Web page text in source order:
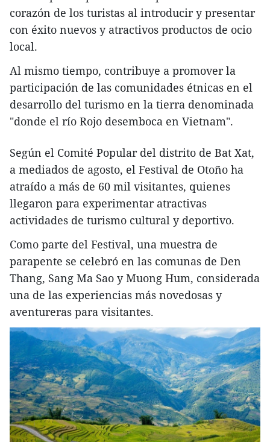
corazón de los turistas al introducir y presentar
con éxito nuevos y atractivos productos de ocio
local.
Al mismo tiempo, contribuye a promover la
participación de las comunidades étnicas en el
desarrollo del turismo en la tierra denominada
"donde el río Rojo desemboca en Vietnam".
Según el Comité Popular del distrito de Bat Xat,
a mediados de agosto, el Festival de Otoño ha
atraído a más de 60 mil visitantes, quienes
llegaron para experimentar atractivas
actividades de turismo cultural y deportivo.
Como parte del Festival, una muestra de
parapente se celebró en las comunas de Den
Thang, Sang Ma Sao y Muong Hum, considerada
una de las experiencias más novedosas y
aventureras para visitantes.